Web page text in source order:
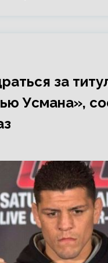
за
Усмана»,